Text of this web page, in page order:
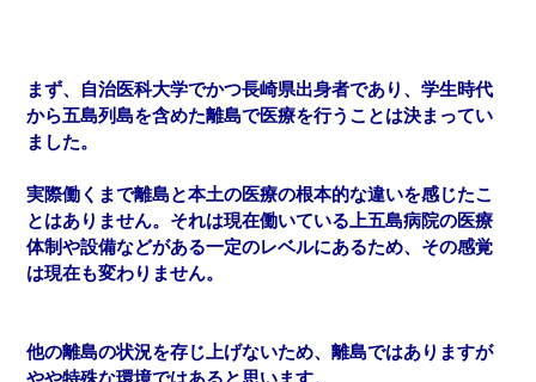
まず、自治医科大学でかつ長崎県出身者であり、学生時代
から五島列島を含めた離島で医療を行うことは決まってい
ました。
実際働くまで離島と本土の医療の根本的な違いを感じたこ
とはありません。それは現在働いている上五島病院の医療
体制や設備などがある一定のレベルにあるため、その感覚
は現在も変わりません。
他の離島の状況を存じ上げないため、離島ではありますが
やや特殊な環境ではあると思います。